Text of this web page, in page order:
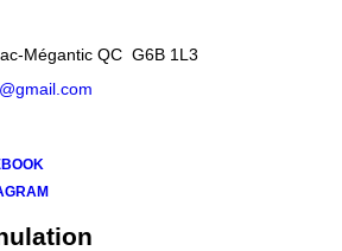
Mégantic QC G6B 1L3